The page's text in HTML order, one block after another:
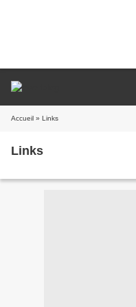
Accueil » Links
Links